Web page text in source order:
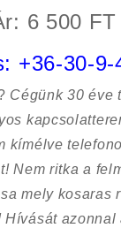
6 500 FT
+36-30-9-
Cégünk 30 éve
kímélve
Nem ritka a
mely kosaras
Hívását azonnal